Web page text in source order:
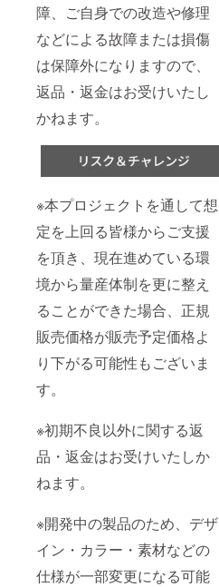
障、ご自身での改造や修理
などによる故障または損傷
は保障外になりますので、
返品・返金はお受けいたし
かねます。
※本プロジェクトを通して想
定を上回る皆様からご支援
を頂き、現在進めている環
境から量産体制を更に整え
ることができた場合、正規
販売価格が販売予定価格よ
り下がる可能性もございま
す。
※初期不良以外に関する返
品・返金はお受けいたしか
ねます。
※開発中の製品のため、デザ
イン・カラー・素材などの
仕様が一部変更になる可能